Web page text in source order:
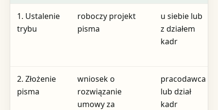
1. Ustalenie
trybu
roboczy projekt
pisma
u siebie lub
z działem
kadr
2. Złożenie
pisma
wniosek o
rozwiązanie
umowy za
pracodawca
lub dział
kadr